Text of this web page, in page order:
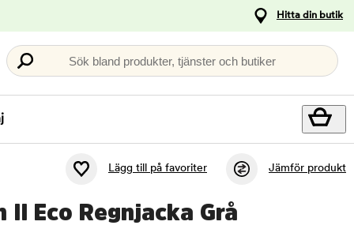
Hitta din butik
Sök bland produkter, tjänster och butiker
Lägg till på favoriter Jämför produkt
II Eco Regnjacka Grå